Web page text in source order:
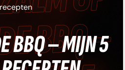
BBQ – MIJN 5